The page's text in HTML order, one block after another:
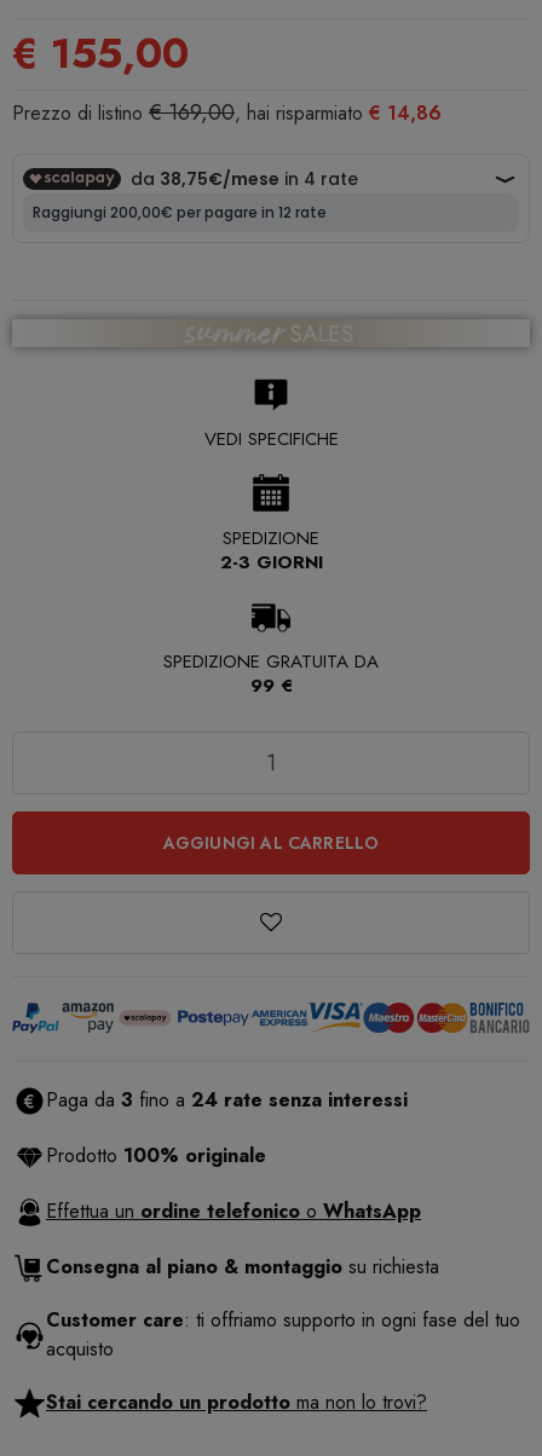
€ 155,00
Prezzo di listino € 169,00, hai risparmiato € 14,86
VEDI SPECIFICHE
SPEDIZIONE
2-3 GIORNI
SPEDIZIONE GRATUITA DA
99 €
AGGIUNGI AL CARRELLO
Paga da 3 fino a 24 rate senza interessi
Prodotto 100% originale
Effettua un ordine telefonico o WhatsApp
Consegna al piano & montaggio su richiesta
Customer care: ti offriamo supporto in ogni fase del tuo
acquisto
Stai cercando un prodotto ma non lo trovi?